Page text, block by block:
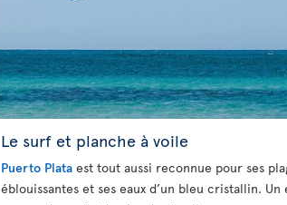
Le surf et planche à voile
Puerto Plata est tout aussi reconnue pour ses
éblouissantes et ses eaux d’un bleu cristallin.